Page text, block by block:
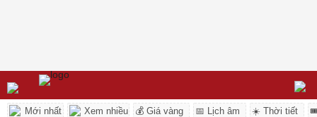
Mới nhất Xem nhiều 💰 Giá vàng 📅 Lịch âm ☀️ Thời tiết